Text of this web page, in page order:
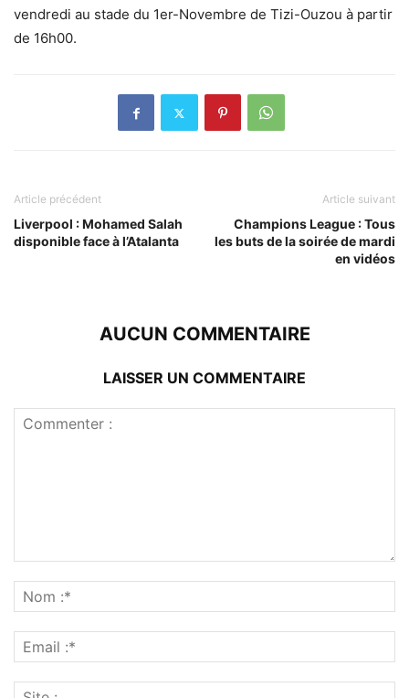
vendredi au stade du 1er-Novembre de Tizi-Ouzou à partir
de 16h00.
Article précédent
Liverpool : Mohamed Salah
disponible face à l’Atalanta
Article suivant
Champions League : Tous
les buts de la soirée de mardi
en vidéos
AUCUN COMMENTAIRE
LAISSER UN COMMENTAIRE